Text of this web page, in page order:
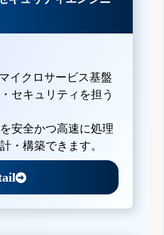
イクロサービス基盤
セキュリティを担う
安全かつ高速に処理
・構築できます。